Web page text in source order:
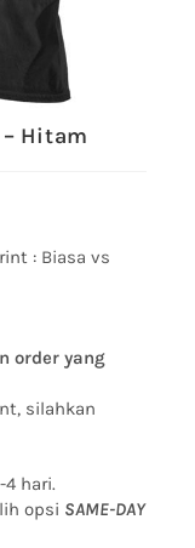
Hitam
: Biasa vs
order yang
silahkan
4 hari.
opsi SAME-DAY